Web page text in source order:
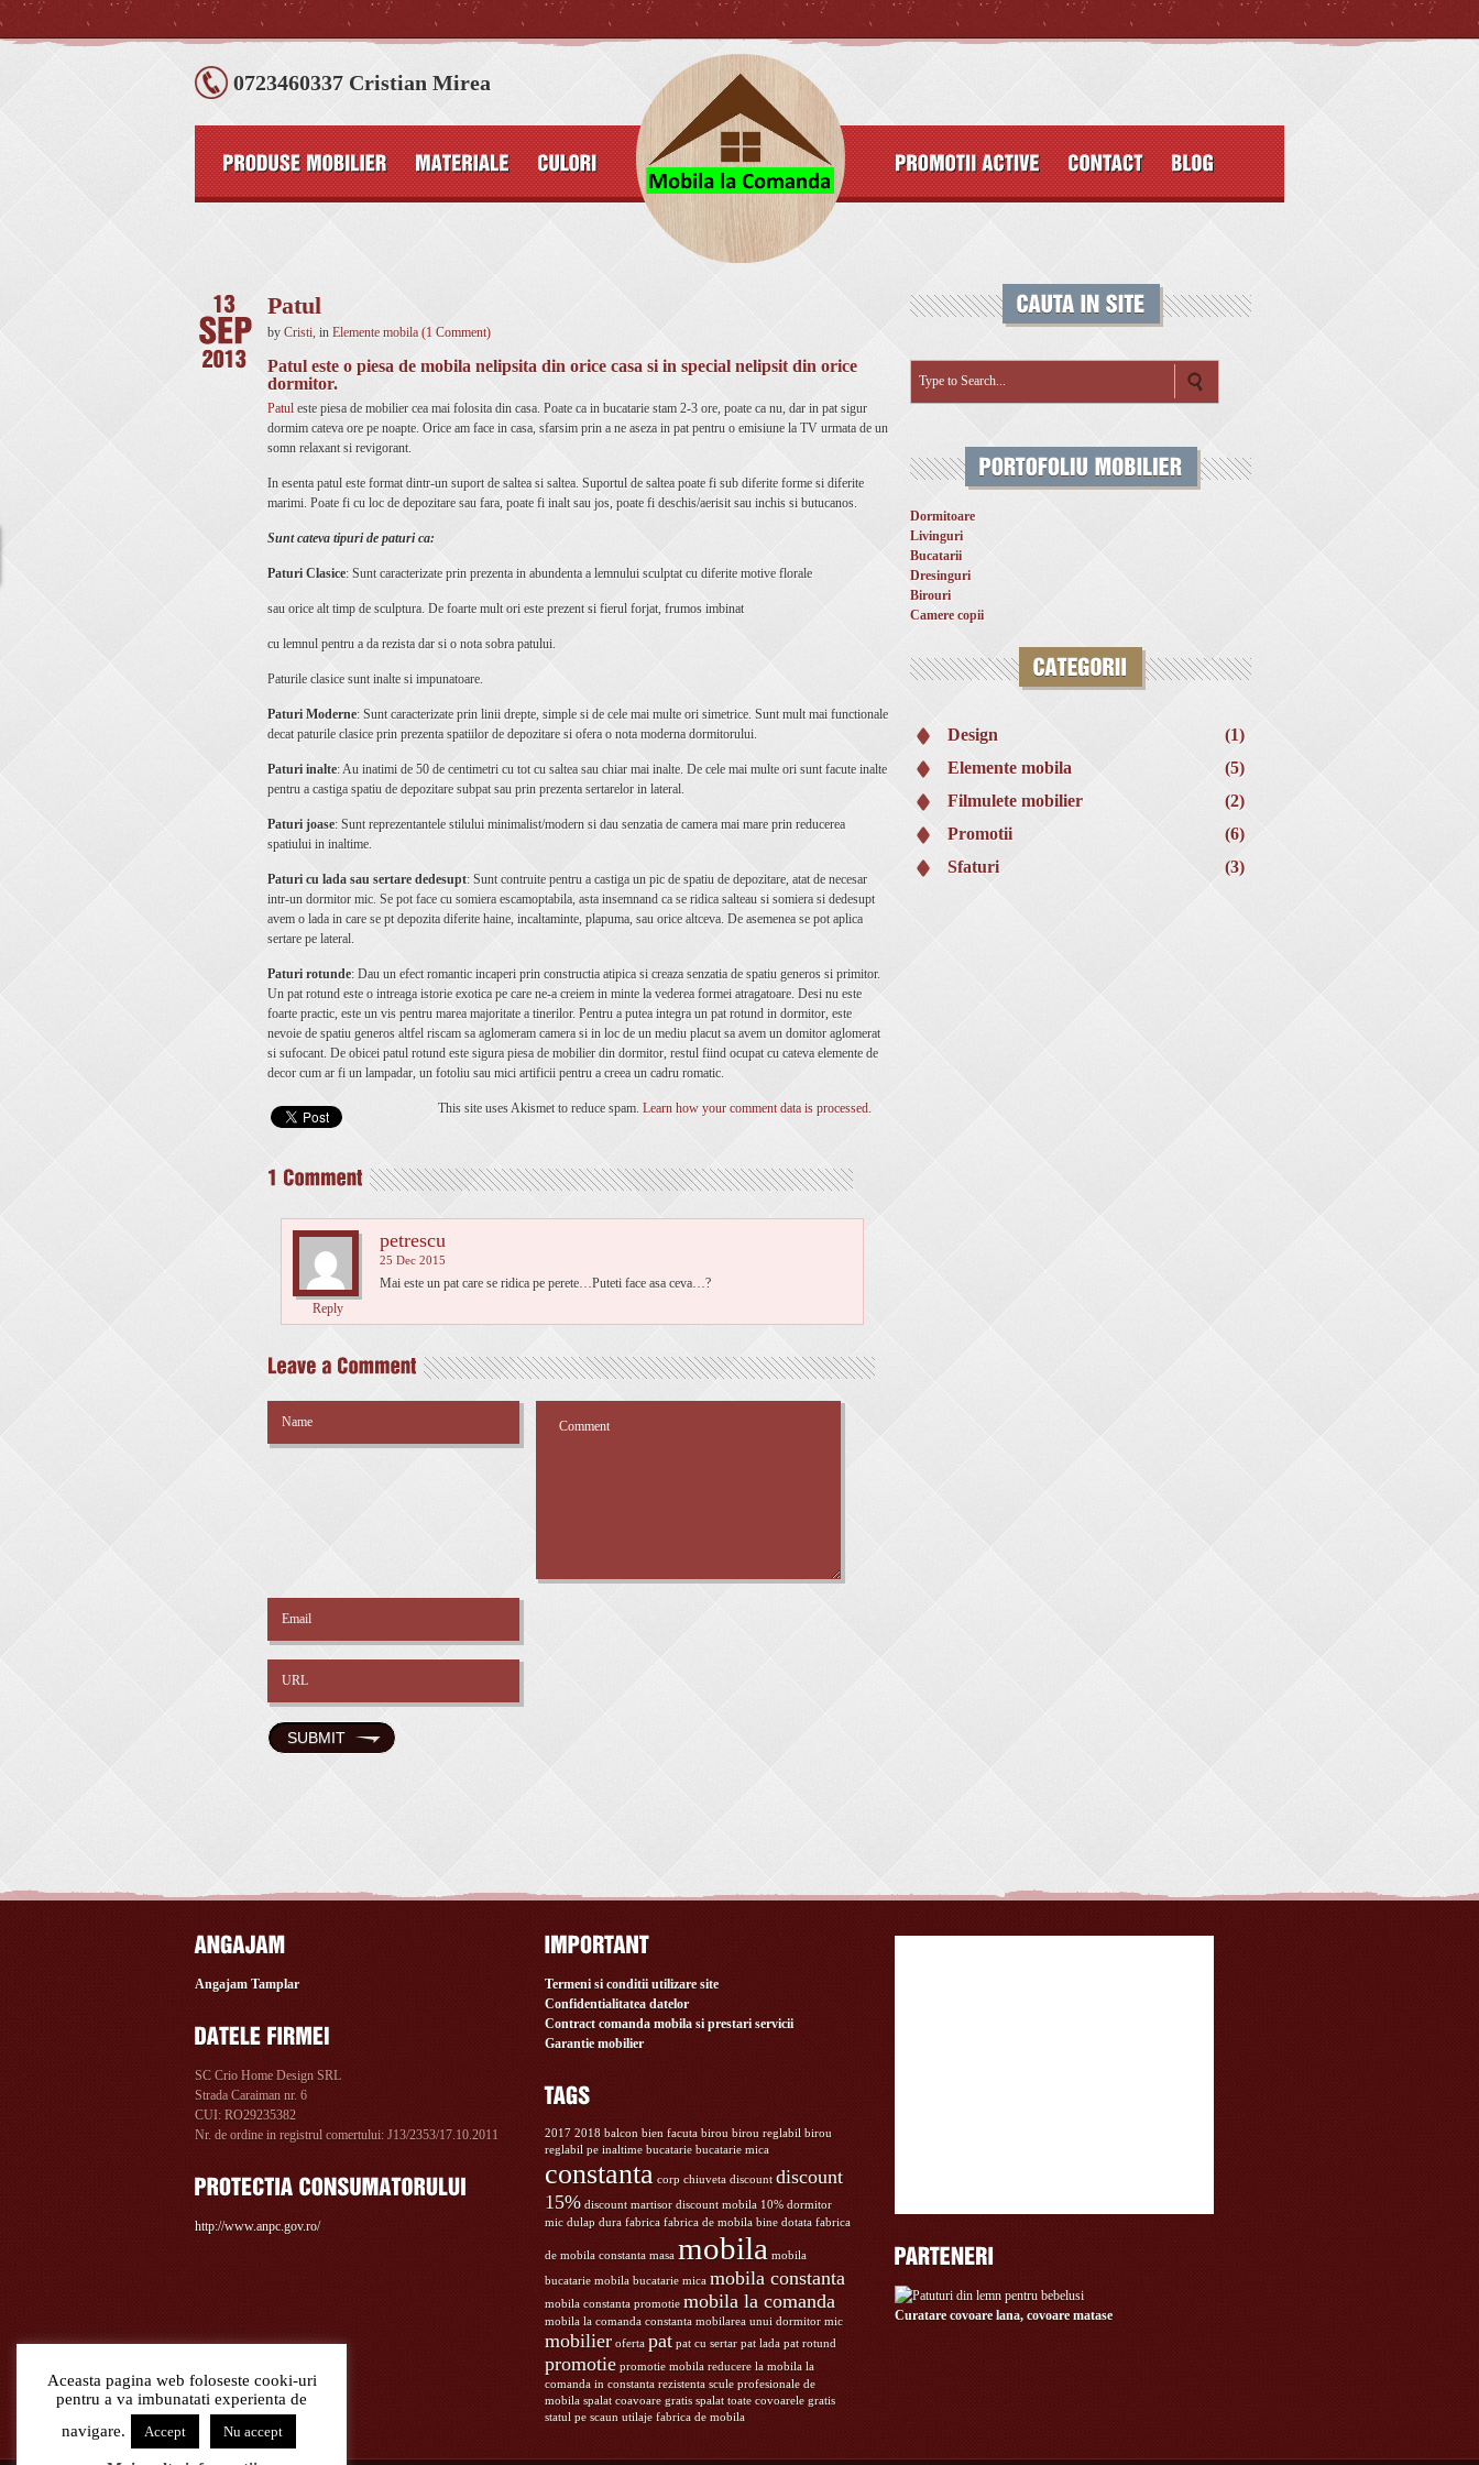
0723460337 Cristian Mirea
Patul
by Cristi, in Elemente mobila (1 Comment)
Patul este o piesa de mobila nelipsita din orice casa si in special nelipsit din orice
dormitor.
Patul este piesa de mobilier cea mai folosita din casa. Poate ca in bucatarie stam 2-3 ore, poate ca nu, dar in pat sigur
dormim cateva ore pe noapte. Orice am face in casa, sfarsim prin a ne aseza in pat pentru o emisiune la TV urmata de un
somn relaxant si revigorant.
In esenta patul este format dintr-un suport de saltea si saltea. Suportul de saltea poate fi sub diferite forme si diferite
marimi. Poate fi cu loc de depozitare sau fara, poate fi inalt sau jos, poate fi deschis/aerisit sau inchis si butucanos.
Sunt cateva tipuri de paturi ca:
Paturi Clasice: Sunt caracterizate prin prezenta in abundenta a lemnului sculptat cu diferite motive florale
sau orice alt timp de sculptura. De foarte mult ori este prezent si fierul forjat, frumos imbinat
cu lemnul pentru a da rezista dar si o nota sobra patului.
Paturile clasice sunt inalte si impunatoare.
Paturi Moderne: Sunt caracterizate prin linii drepte, simple si de cele mai multe ori simetrice. Sunt mult mai functionale
decat paturile clasice prin prezenta spatiilor de depozitare si ofera o nota moderna dormitorului.
Paturi inalte: Au inatimi de 50 de centimetri cu tot cu saltea sau chiar mai inalte. De cele mai multe ori sunt facute inalte
pentru a castiga spatiu de depozitare subpat sau prin prezenta sertarelor in lateral.
Paturi joase: Sunt reprezentantele stilului minimalist/modern si dau senzatia de camera mai mare prin reducerea
spatiului in inaltime.
Paturi cu lada sau sertare dedesupt: Sunt contruite pentru a castiga un pic de spatiu de depozitare, atat de necesar
intr-un dormitor mic. Se pot face cu somiera escamoptabila, asta insemnand ca se ridica salteau si somiera si dedesupt
avem o lada in care se pt depozita diferite haine, incaltaminte, plapuma, sau orice altceva. De asemenea se pot aplica
sertare pe lateral.
Paturi rotunde: Dau un efect romantic incaperi prin constructia atipica si creaza senzatia de spatiu generos si primitor.
Un pat rotund este o intreaga istorie exotica pe care ne-a creiem in minte la vederea formei atragatoare. Desi nu este
foarte practic, este un vis pentru marea majoritate a tinerilor. Pentru a putea integra un pat rotund in dormitor, este
nevoie de spatiu generos altfel riscam sa aglomeram camera si in loc de un mediu placut sa avem un domitor aglomerat
si sufocant. De obicei patul rotund este sigura piesa de mobilier din dormitor, restul fiind ocupat cu cateva elemente de
decor cum ar fi un lampadar, un fotoliu sau mici artificii pentru a creea un cadru romatic.
Reply
petrescu
25 Dec 2015
Mai este un pat care se ridica pe perete…Puteti face asa ceva…?
This site uses Akismet to reduce spam. Learn how your comment data is processed.
Dormitoare
Livinguri
Bucatarii
Dresinguri
Birouri
Camere copii
Design
(1)
Elemente mobila
(5)
Filmulete mobilier
(2)
Promotii
(6)
Sfaturi
(3)
Angajam Tamplar
SC Crio Home Design SRL
Strada Caraiman nr. 6
CUI: RO29235382
Nr. de ordine in registrul comertului: J13/2353/17.10.2011
http://www.anpc.gov.ro/
Termeni si conditii utilizare site
Confidentialitatea datelor
Contract comanda mobila si prestari servicii
Garantie mobilier
2017 2018 balcon bien facuta birou birou reglabil birou
reglabil pe inaltime bucatarie bucatarie mica
constanta corp chiuveta discount discount
15% discount martisor discount mobila 10% dormitor
mic dulap dura fabrica fabrica de mobila bine dotata fabrica
de mobila constanta masa mobila mobila
bucatarie mobila bucatarie mica mobila constanta
mobila constanta promotie mobila la comanda
mobila la comanda constanta mobilarea unui dormitor mic
mobilier oferta pat pat cu sertar pat lada pat rotund
promotie promotie mobila reducere la mobila la
comanda in constanta rezistenta scule profesionale de
mobila spalat coavoare gratis spalat toate covoarele gratis
statul pe scaun utilaje fabrica de mobila
Curatare covoare lana, covoare matase
Aceasta pagina web foloseste cooki-uri
pentru a va imbunatati experienta de
navigare.
Accept Nu accept